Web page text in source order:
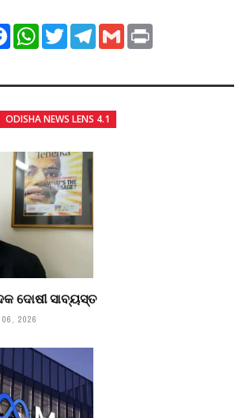
FacebookWhatsApp
TwitterTelegram
Gmail
ODISHA NEWS LENS 4.1
ଦୋଷୀ ସାବ୍ୟସ୍ତ
06, 2026